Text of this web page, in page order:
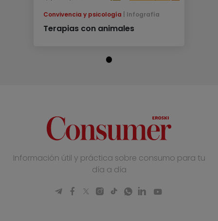
Convivencia y psicología Infografía
Terapias con animales
Información útil y práctica sobre consumo para tu
día a día